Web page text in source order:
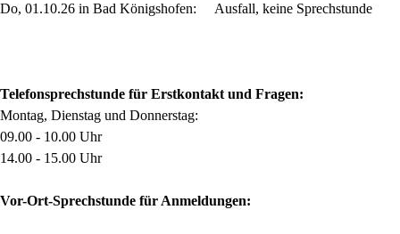
Do, 01.10.26 in Bad Königshofen: Ausfall, keine Sprechstunde
Telefonsprechstunde für Erstkontakt und Fragen:
Montag, Dienstag und Donnerstag:
09.00 - 10.00 Uhr
14.00 - 15.00 Uhr
Vor-Ort-Sprechstunde für Anmeldungen: